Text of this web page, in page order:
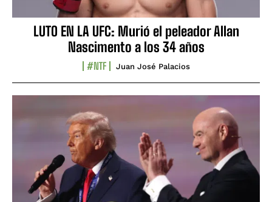
LUTO EN LA UFC: Murió el peleador Allan
Nascimento a los 34 años
#NTF Juan José Palacios